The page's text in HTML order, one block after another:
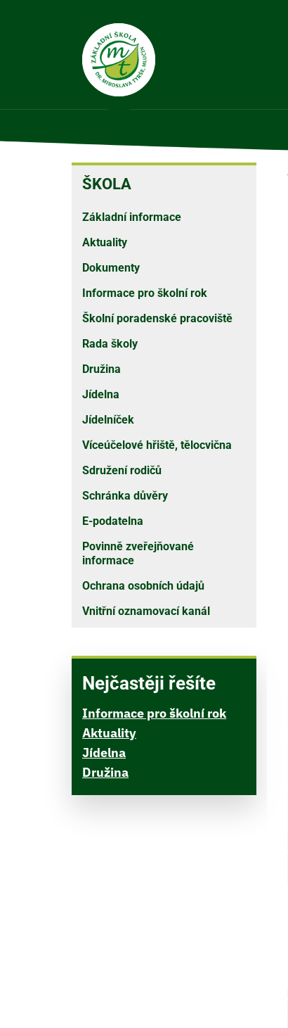
ŠKOLA
ŠKOLA
Základní informace
Aktuality
Dokumenty
Informace pro školní rok
Školní poradenské pracoviště
Rada školy
Družina
Jídelna
Jídelníček
Víceúčelové hřiště, tělocvična
Sdružení rodičů
Schránka důvěry
E-podatelna
Povinně zveřejňované
informace
Ochrana osobních údajů
Vnitřní oznamovací kanál
Nejčastěji řešíte
Informace pro školní rok
Aktuality
Jídelna
Družina